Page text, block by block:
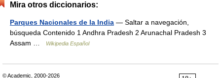
Mira otros diccionarios:
Parques Nacionales de la India — Saltar a navegación,
búsqueda Contenido 1 Andhra Pradesh 2 Arunachal Pradesh 3
Assam …
Wikipedia Español
© Academic, 2000-2026